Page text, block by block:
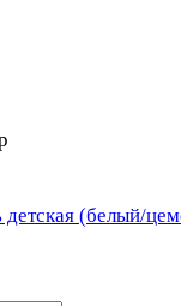
детская (белый/